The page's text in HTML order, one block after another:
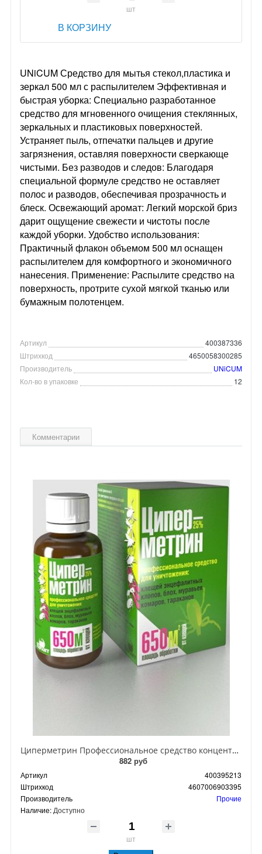
шт
В КОРЗИНУ
UNiCUM Средство для мытья стекол,пластика и
зеркал 500 мл с распылителем Эффективная и
быстрая уборка: Специально разработанное
средство для мгновенного очищения стеклянных,
зеркальных и пластиковых поверхностей.
Устраняет пыль, отпечатки пальцев и другие
загрязнения, оставляя поверхности сверкающе
чистыми. Без разводов и следов: Благодаря
специальной формуле средство не оставляет
полос и разводов, обеспечивая прозрачность и
блеск. Освежающий аромат: Легкий морской бриз
дарит ощущение свежести и чистоты после
каждой уборки. Удобство использования:
Практичный флакон объемом 500 мл оснащен
распылителем для комфортного и экономичного
нанесения. Применение: Распылите средство на
поверхность, протрите сухой мягкой тканью или
бумажным полотенцем.
Артикул
400387336
Штрихкод
4650058300285
Производитель
UNiCUM
Кол-во в упаковке
12
Комментарии
Циперметрин Профессиональное средство концентрат эмульсии 25% для уничтожения тараканов, мух,комаров, блох, клопов, муравьев, ос 50 мл
882 руб
Артикул
400395213
Штрихкод
4607006903395
Производитель
Прочие
Наличие:Доступно
шт